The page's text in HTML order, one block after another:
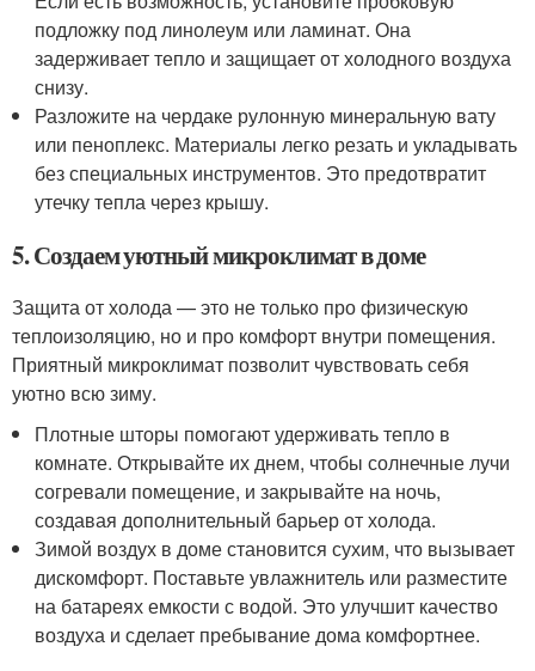
подложку под линолеум или ламинат. Она
задерживает тепло и защищает от холодного воздуха
снизу.
Разложите на чердаке рулонную минеральную вату
или пеноплекс. Материалы легко резать и укладывать
без специальных инструментов. Это предотвратит
утечку тепла через крышу.
5. Создаем уютный микроклимат в доме
Защита от холода — это не только про физическую
теплоизоляцию, но и про комфорт внутри помещения.
Приятный микроклимат позволит чувствовать себя
уютно всю зиму.
Плотные шторы помогают удерживать тепло в
комнате. Открывайте их днем, чтобы солнечные лучи
согревали помещение, и закрывайте на ночь,
создавая дополнительный барьер от холода.
Зимой воздух в доме становится сухим, что вызывает
дискомфорт. Поставьте увлажнитель или разместите
на батареях емкости с водой. Это улучшит качество
воздуха и сделает пребывание дома комфортнее.